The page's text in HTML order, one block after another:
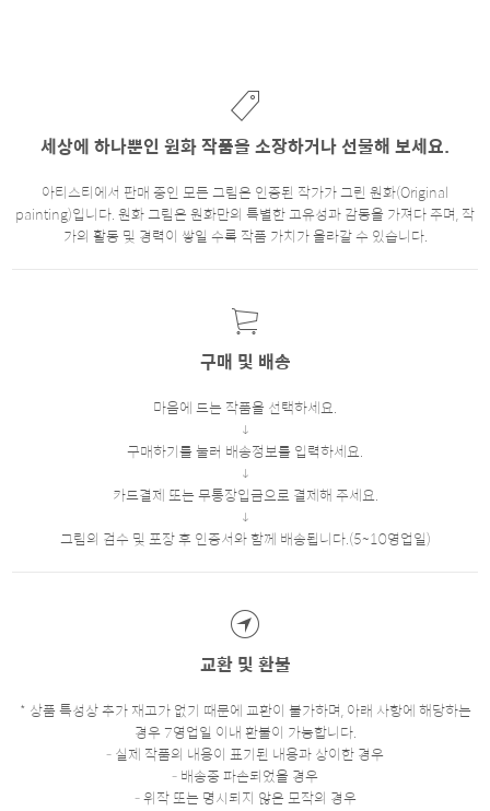
세상에 하나뿐인 원화 작품을 소장하거나 선물해 보세요.
아티스티에서 판매 중인 모든 그림은 인증된 작가가 그린 원화(Original
painting)입니다. 원화 그림은 원화만의 특별한 고유성과 감동을 가져다 주며, 작
가의 활동 및 경력이 쌓일 수록 작품 가치가 올라갈 수 있습니다.
구매 및 배송
마음에 드는 작품을 선택하세요.
구매하기를 눌러 배송정보를 입력하세요.
카드결제 또는 무통장입금으로 결제해 주세요.
그림의 검수 및 포장 후 인증서와 함께 배송됩니다.(5~10영업일)
교환 및 환불
* 상품 특성상 추가 재고가 없기 때문에 교환이 불가하며, 아래 사항에 해당하는
경우 7영업일 이내 환불이 가능합니다.
- 실제 작품의 내용이 표기된 내용과 상이한 경우
- 배송중 파손되었을 경우
- 위작 또는 명시되지 않은 모작의 경우